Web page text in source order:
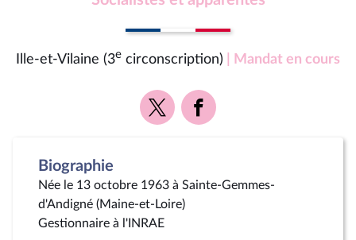
Ille-et-Vilaine (3e circonscription) | Mandat en cours
Voir
la
Voir
la
Biographie
Née le 13 octobre 1963 à Sainte-Gemmes-
d'Andigné (Maine-et-Loire)
Gestionnaire à l'INRAE